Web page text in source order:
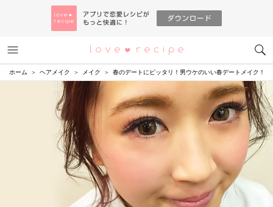
恋愛レシピ
ホーム ヘアメイク メイク 春のデートにピッタリ！男ウケのいい春デートメイク！